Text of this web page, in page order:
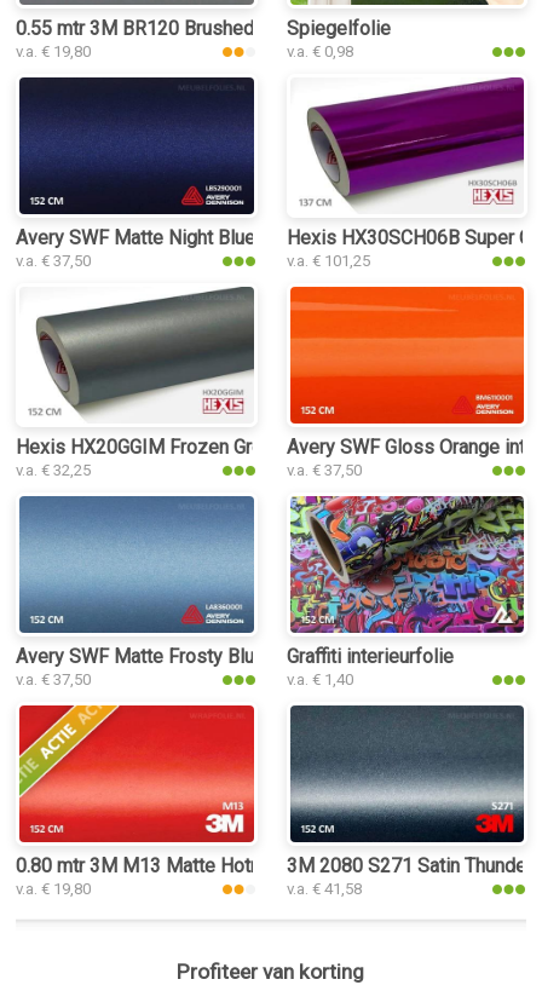
0.55 mtr 3M BR120 Brushed Aluminium
v.a. € 19,80
Spiegelfolie
v.a. € 0,98
Avery SWF Matte Night Blue Metallic interieurfolie
v.a. € 37,50
Hexis HX30SCH06B Super
v.a. € 101,25
Hexis HX20GGIM Frozen Grey Matt interieurfolie
v.a. € 32,25
Avery SWF Gloss Orange
v.a. € 37,50
Avery SWF Matte Frosty Blue Metallic interieurfolie
v.a. € 37,50
Graffiti interieurfolie
v.a. € 1,40
0.80 mtr 3M M13 Matte Hotrod Red
v.a. € 19,80
3M 2080 S271 Satin
v.a. € 41,58
Profiteer van korting